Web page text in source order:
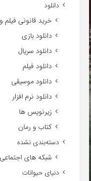
دانلود
خرید قانونی فیلم
دانلود بازی
دانلود سریال
دانلود فیلم
دانلود موسیقی
دانلود نرم افزار
زیرنویس ها
کتاب و رمان
دسته‌بندی نشده
شبکه های اجتماعی
دنیای حیوانات